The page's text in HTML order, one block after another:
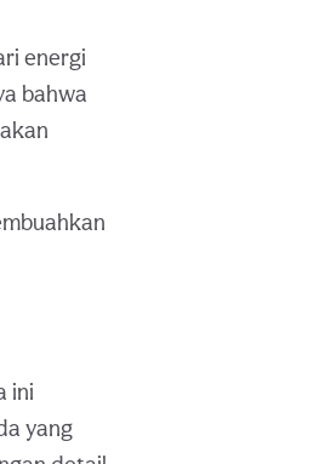
energi
bahwa
ini
yang